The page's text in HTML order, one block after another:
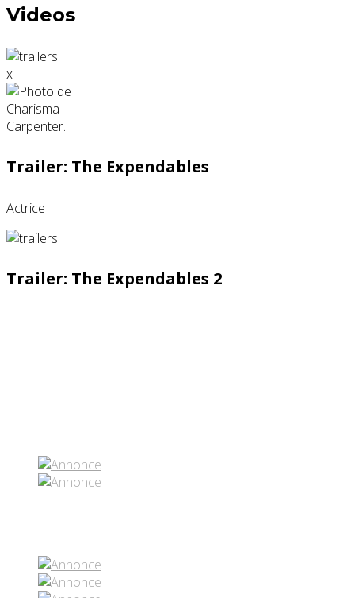
Videos
x
Trailer: The Expendables
Actrice
Trailer: The Expendables 2